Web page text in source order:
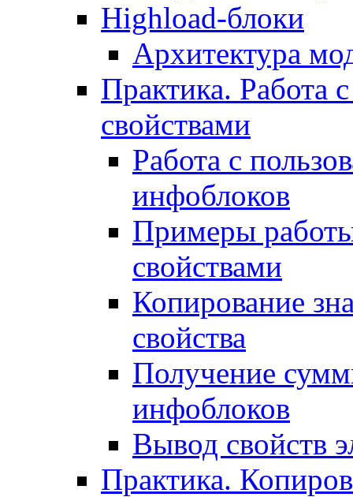
Highload-блоки
Архитектура
Практика. Работа
свойствами
Работа с
инфоблоков
Примеры
свойствами
Копирование
свойства
Получение
инфоблоков
Вывод свойств
Практика.